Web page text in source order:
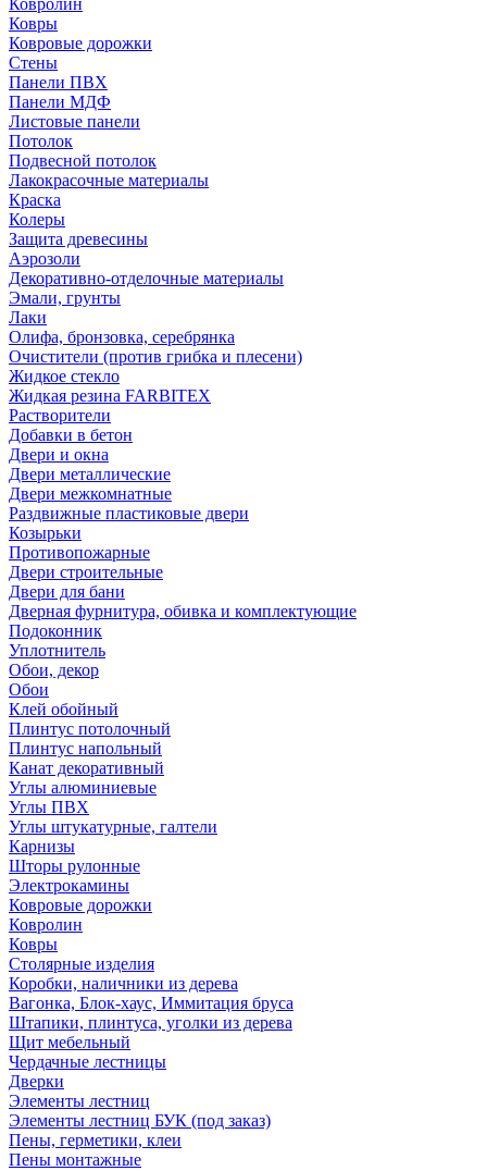
Ковролин
Ковры
Ковровые дорожки
Стены
Панели ПВХ
Панели МДФ
Листовые панели
Потолок
Подвесной потолок
Лакокрасочные материалы
Краска
Колеры
Защита древесины
Аэрозоли
Декоративно-отделочные материалы
Эмали, грунты
Лаки
Олифа, бронзовка, серебрянка
Очистители (против грибка и плесени)
Жидкое стекло
Жидкая резина FARBITEX
Растворители
Добавки в бетон
Двери и окна
Двери металлические
Двери межкомнатные
Раздвижные пластиковые двери
Козырьки
Противопожарные
Двери строительные
Двери для бани
Дверная фурнитура, обивка и комплектующие
Подоконник
Уплотнитель
Обои, декор
Обои
Клей обойный
Плинтус потолочный
Плинтус напольный
Канат декоративный
Углы алюминиевые
Углы ПВХ
Углы штукатурные, галтели
Карнизы
Шторы рулонные
Электрокамины
Ковровые дорожки
Ковролин
Ковры
Столярные изделия
Коробки, наличники из дерева
Вагонка, Блок-хаус, Иммитация бруса
Штапики, плинтуса, уголки из дерева
Щит мебельный
Чердачные лестницы
Дверки
Элементы лестниц
Элементы лестниц БУК (под заказ)
Пены, герметики, клеи
Пены монтажные